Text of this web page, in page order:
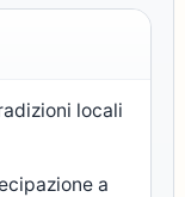
locali
a